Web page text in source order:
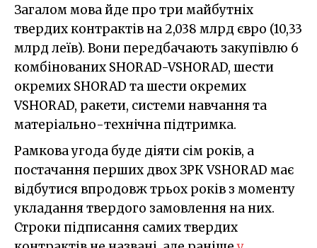
Загалом мова йде про три майбутніх
твердих контрактів на 2,038 млрд євро (10,33
млрд леїв). Вони передбачають закупівлю 6
комбінованих SHORAD-VSHORAD, шести
окремих SHORAD та шести окремих
VSHORAD, ракети, системи навчання та
матеріально-технічна підтримка.
Рамкова угода буде діяти сім років, а
постачання перших двох ЗРК VSHORAD має
відбутися впродовж трьох років з моменту
укладання твердого замовлення на них.
Строки підписання самих твердих